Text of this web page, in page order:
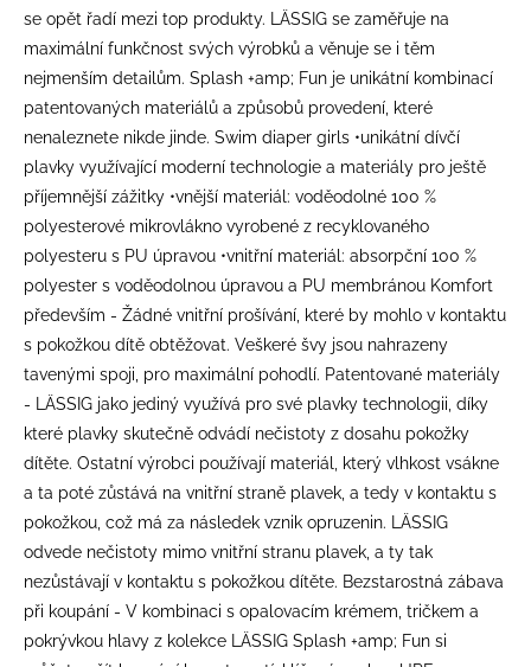
se opět řadí mezi top produkty. LÄSSIG se zaměřuje na
maximální funkčnost svých výrobků a věnuje se i těm
nejmenším detailům. Splash +amp; Fun je unikátní kombinací
patentovaných materiálů a způsobů provedení, které
nenaleznete nikde jinde. Swim diaper girls •unikátní dívčí
plavky využívající moderní technologie a materiály pro ještě
příjemnější zážitky •vnější materiál: voděodolné 100 %
polyesterové mikrovlákno vyrobené z recyklovaného
polyesteru s PU úpravou •vnitřní materiál: absorpční 100 %
polyester s voděodolnou úpravou a PU membránou Komfort
především - Žádné vnitřní prošívání, které by mohlo v kontaktu
s pokožkou dítě obtěžovat. Veškeré švy jsou nahrazeny
tavenými spoji, pro maximální pohodlí. Patentované materiály
- LÄSSIG jako jediný využívá pro své plavky technologii, díky
které plavky skutečně odvádí nečistoty z dosahu pokožky
dítěte. Ostatní výrobci používají materiál, který vlhkost vsákne
a ta poté zůstává na vnitřní straně plavek, a tedy v kontaktu s
pokožkou, což má za následek vznik opruzenin. LÄSSIG
odvede nečistoty mimo vnitřní stranu plavek, a ty tak
nezůstávají v kontaktu s pokožkou dítěte. Bezstarostná zábava
při koupání - V kombinaci s opalovacím krémem, tričkem a
pokrývkou hlavy z kolekce LÄSSIG Splash +amp; Fun si